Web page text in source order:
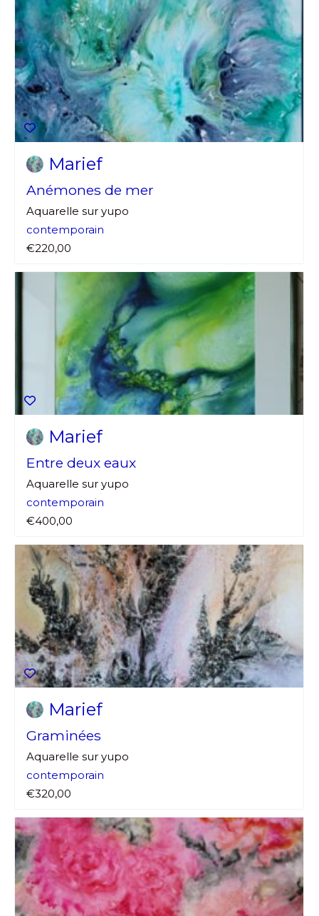
Adresse email*
Nom
Prénom
Adresse email*
Marief
Anémones de mer
Aquarelle sur yupo
contemporain
€220,00
Marief
Entre deux eaux
Aquarelle sur yupo
contemporain
€400,00
Marief
Graminées
Aquarelle sur yupo
contemporain
€320,00